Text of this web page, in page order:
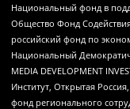
Национальный фонд в
Общество Фонд
российский фонд по
Национальный
MEDIA DEVELOPMENT
Институт, Открытая
фонд регионального